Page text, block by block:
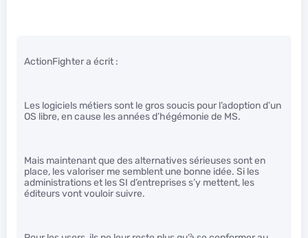
ActionFighter a écrit :
Les logiciels métiers sont le gros soucis pour l’adoption d’un
OS libre, en cause les années d’hégémonie de MS.
Mais maintenant que des alternatives sérieuses sont en
place, les valoriser me semblent une bonne idée. Si les
administrations et les SI d’entreprises s’y mettent, les
éditeurs vont vouloir suivre.